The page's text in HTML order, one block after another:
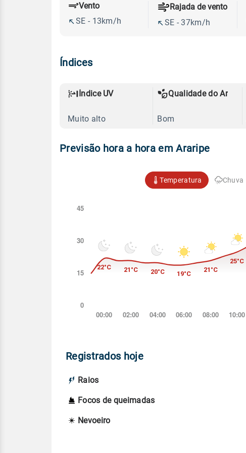
Vento
SE - 13km/h
Rajada de vento
SE - 37km/h
Índices
Índice UV
Muito alto
Qualidade do Ar
Bom
Previsão hora a hora em Araripe
Temperatura Chuva
Registrados hoje
Raios
Focos de queimadas
Nevoeiro